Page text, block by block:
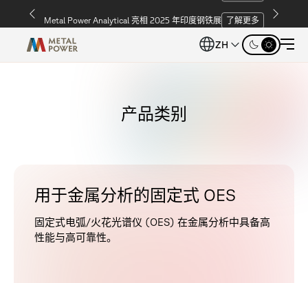
了解更多
ZH
产品类别
用于金属分析的固定式 OES
固定式电弧/火花光谱仪 (OES) 在金属分析中具备高
性能与高可靠性。